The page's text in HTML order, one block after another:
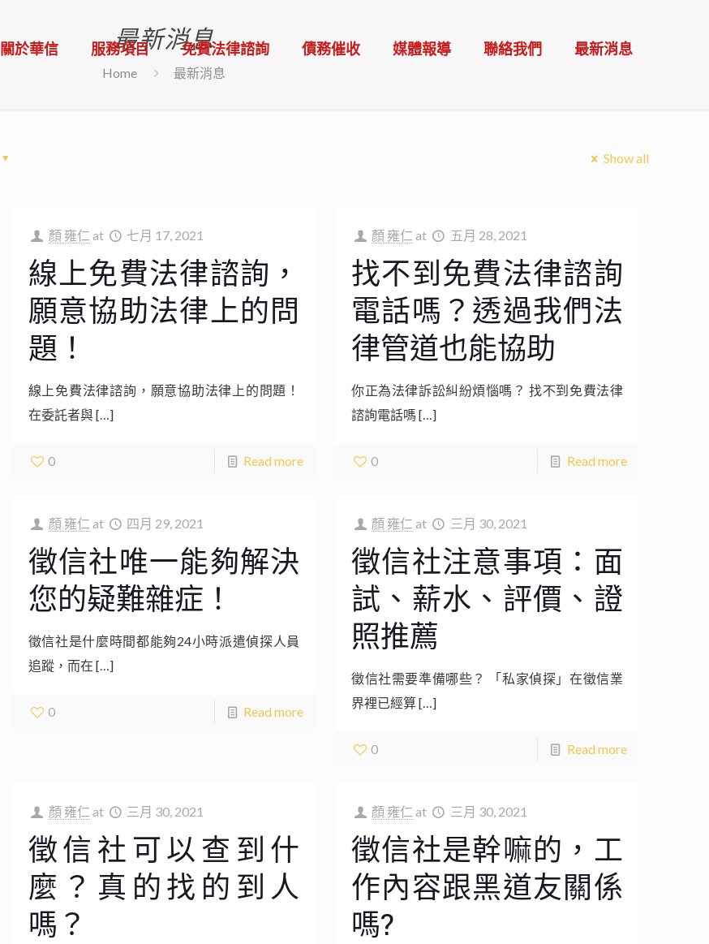
關於華信 服務項目 免費法律諮詢 債務催收 媒體報導 聯絡我們 最新消息
最新消息
Home 最新消息
Show all
顏 雍仁 at 七月 17, 2021
線上免費法律諮詢，
願意協助法律上的問
題！
線上免費法律諮詢，願意協助法律上的問題！
在委託者與[…]
0 Read more
顏 雍仁 at 五月 28, 2021
找不到免費法律諮詢
電話嗎？透過我們法
律管道也能協助
你正為法律訴訟糾紛煩惱嗎？ 找不到免費法律
諮詢電話嗎 […]
0 Read more
顏 雍仁 at 四月 29, 2021
徵信社唯一能夠解決
您的疑難雜症！
徵信社是什麼時間都能夠24小時派遣偵探人員
追蹤，而在 […]
0 Read more
顏 雍仁 at 三月 30, 2021
徵信社注意事項：面
試、薪水、評價、證
照推薦
徵信社需要準備哪些？ 「私家偵探」在徵信業
界裡已經算[…]
0 Read more
顏 雍仁 at 三月 30, 2021
徵信社可以查到什
麼？真的找的到人
嗎？
顏 雍仁 at 三月 30, 2021
徵信社是幹嘛的，工
作內容跟黑道友關係
嗎?